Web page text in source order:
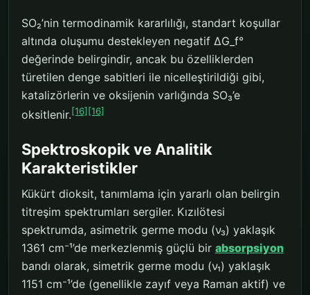
SO₂’nin termodinamik kararlılığı, standart koşullar
altında oluşumu destekleyen negatif ΔG_f°
değerinde belirgindir, ancak bu özelliklerden
türetilen denge sabitleri ile nicelleştirildiği gibi,
katalizörlerin ve oksijenin varlığında SO₃’e
oksitlenir.[16] [16]
Spektroskopik ve Analitik
Karakteristikler
Kükürt dioksit, tanımlama için yararlı olan belirgin
titreşim spektrumları sergiler. Kızılötesi
spektrumda, asimetrik germe modu (ν₃) yaklaşık
1361 cm⁻¹’de merkezlenmiş güçlü bir absorpsiyon
bandı olarak, simetrik germe modu (ν₁) yaklaşık
1151 cm⁻¹’de (genellikle zayıf veya Raman aktif) ve